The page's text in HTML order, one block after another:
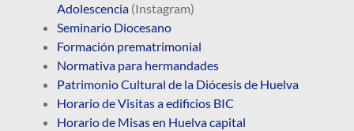
Adolescencia (Instagram)
Seminario Diocesano
Formación prematrimonial
Normativa para hermandades
Patrimonio Cultural de la Diócesis de Huelva
Horario de Visitas a edificios BIC
Horario de Misas en Huelva capital